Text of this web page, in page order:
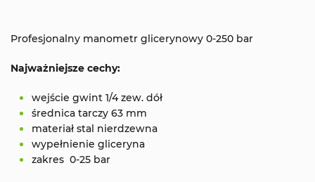
Profesjonalny manometr glicerynowy 0-250 bar
Najważniejsze cechy:
wejście gwint 1/4 zew. dół
średnica tarczy 63 mm
materiał stal nierdzewna
wypełnienie gliceryna
zakres 0-25 bar